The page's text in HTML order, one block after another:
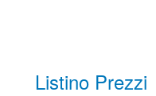
Listino Prezzi